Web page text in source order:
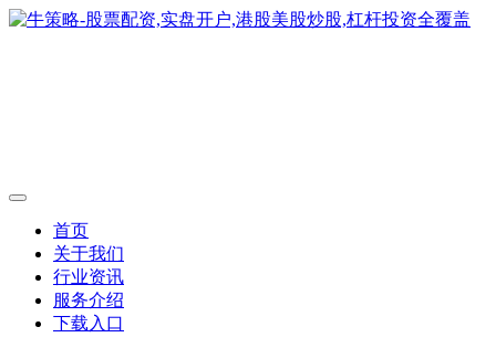
首页
关于我们
行业资讯
服务介绍
下载入口